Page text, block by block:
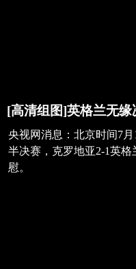
[高清组图]英格兰无
央视网消息：北京时间7
半决赛，克罗地亚2-1英
慰。